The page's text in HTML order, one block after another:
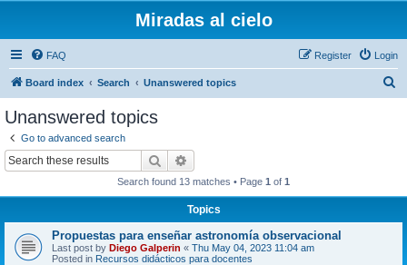
Miradas al cielo
FAQ Login
Register
Board index Search Unanswered topics
Unanswered topics
Go to advanced search
Search
Search found 13 matches • Page 1 of 1
Topics
Propuestas para enseñar astronomía observacional
Last post by Diego Galperin « Thu May 04, 2023 11:04 am
Posted in Recursos didácticos para docentes